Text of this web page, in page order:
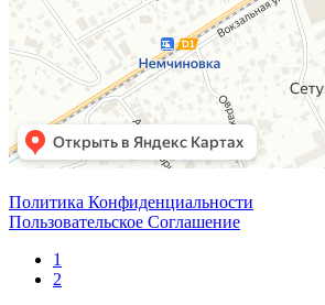
Политика Конфиденциальности
Пользовательское Соглашение
1
2